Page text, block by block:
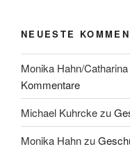
NEUESTE
Monika Hahn/
Kommentare
Michael Kuhrckezu
Monika Hahnzu